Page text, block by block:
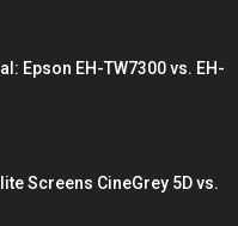
Epson EH-TW7300 vs. EH-
Screens CineGrey 5D vs.